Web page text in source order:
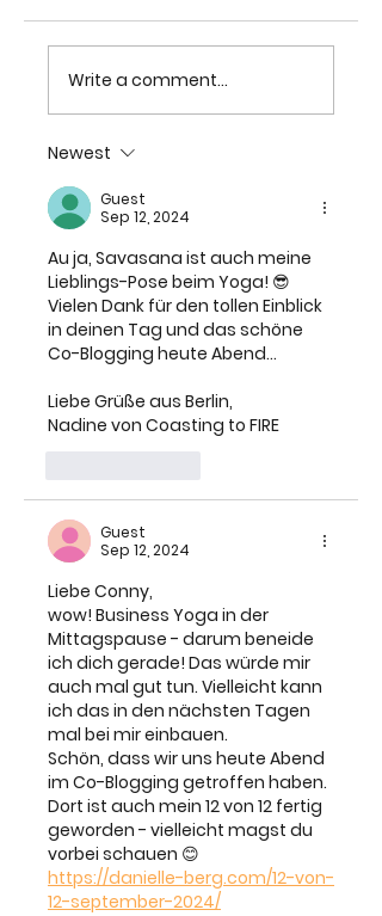
Write a comment...
Newest
Guest
Sep 12, 2024
Au ja, Savasana ist auch meine
Lieblings-Pose beim Yoga! 😎
Vielen Dank für den tollen Einblick
in deinen Tag und das schöne
Co-Blogging heute Abend...
Liebe Grüße aus Berlin,
Nadine von Coasting to FIRE
Guest
Sep 12, 2024
Liebe Conny,
wow! Business Yoga in der
Mittagspause - darum beneide
ich dich gerade! Das würde mir
auch mal gut tun. Vielleicht kann
ich das in den nächsten Tagen
mal bei mir einbauen.
Schön, dass wir uns heute Abend
im Co-Blogging getroffen haben.
Dort ist auch mein 12 von 12 fertig
geworden - vielleicht magst du
vorbei schauen 😊
https://danielle-berg.com/12-von-
12-september-2024/